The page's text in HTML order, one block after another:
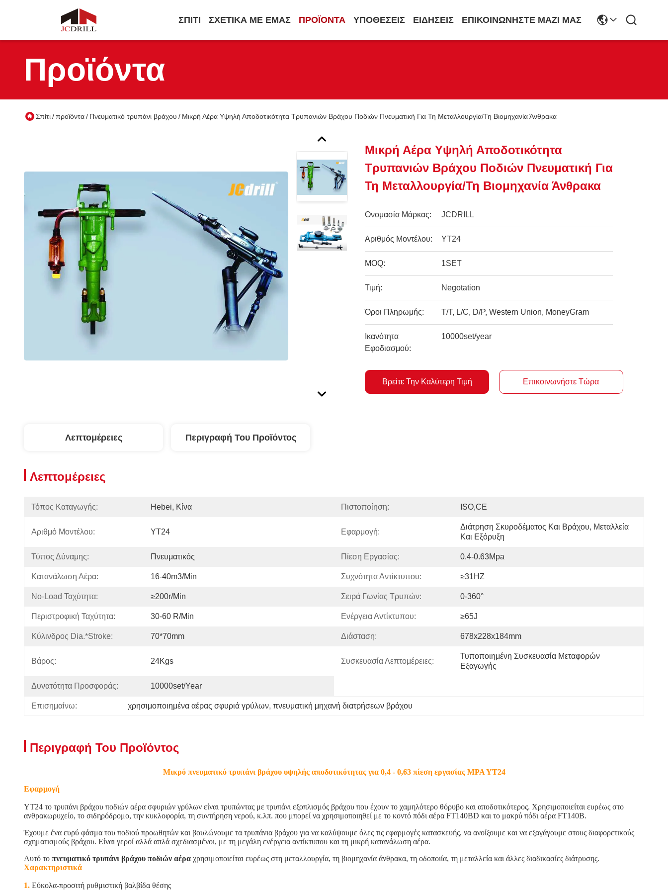
ΣΠΊΤΙ ΣΧΕΤΙΚΆ ΜΕ ΕΜΆΣ ΠΡΟΪΌΝΤΑ ΥΠΟΘΈΣΕΙΣ ΕΙΔΉΣΕΙΣ ΕΠΙΚΟΙΝΩΝΉΣΤΕ ΜΑΖΊ ΜΑΣ
Προϊόντα
Σπίτι/προϊόντα/ Πνευματικό τρυπάνι βράχου / Μικρή Αέρα Υψηλή Αποδοτικότητα Τρυπανιών Βράχου Ποδιών Πνευματική Για Τη Μεταλλουργία/τη Βιομηχανία Άνθρακα
Μικρή Αέρα Υψηλή Αποδοτικότητα
Τρυπανιών Βράχου Ποδιών Πνευματική Για
Τη Μεταλλουργία/τη Βιομηχανία Άνθρακα
Ονομασία Μάρκας: JCDRILL
Αριθμός Μοντέλου: YT24
MOQ: 1SET
Τιμή: Negotation
Όροι Πληρωμής: T/T, L/C, D/P, Western Union, MoneyGram
Ικανότητα
Εφοδιασμού:
10000set/year
Βρείτε Την Καλύτερη Τιμή Επικοινωνήστε Τώρα
Λεπτομέρειες Περιγραφή Του Προϊόντος
Λεπτομέρειες
Τόπος Καταγωγής: Hebei, Κίνα Πιστοποίηση: ISO,CE
Αριθμό Μοντέλου: YT24 Εφαρμογή:
Διάτρηση Σκυροδέματος Και Βράχου, Μεταλλεία
Και Εξόρυξη
Τύπος Δύναμης: Πνευματικός Πίεση Εργασίας: 0.4-0.63Mpa
Κατανάλωση Αέρα: 16-40m3/min Συχνότητα Αντίκτυπου: ≥31HZ
No-Load Ταχύτητα: ≥200r/min Σειρά Γωνίας Τρυπών: 0-360°
Περιστροφική Ταχύτητα: 30-60 R/min Ενέργεια Αντίκτυπου: ≥65J
Κύλινδρος Dia.*Stroke: 70*70mm Διάσταση: 678x228x184mm
Βάρος: 24Kgs Συσκευασία Λεπτομέρειες:
Τυποποιημένη Συσκευασία Μεταφορών
Εξαγωγής
Δυνατότητα Προσφοράς: 10000set/year
Επισημαίνω: χρησιμοποιημένα αέρας σφυριά γρύλων, πνευματική μηχανή διατρήσεων βράχου
Περιγραφή Του Προϊόντος
Μικρό πνευματικό τρυπάνι βράχου υψηλής αποδοτικότητας για 0,4 - 0,63 πίεση εργασίας MPA YT24
Εφαρμογή
YT24 το τρυπάνι βράχου ποδιών αέρα σφυριών γρύλων είναι τρυπώντας με τρυπάνι εξοπλισμός βράχου που έχουν το χαμηλότερο θόρυβο και αποδοτικότερος. Χρησιμοποιείται ευρέως στο
ανθρακωρυχείο, το σιδηρόδρομο, την κυκλοφορία, τη συντήρηση νερού, κ.λπ. που μπορεί να χρησιμοποιηθεί με το κοντό πόδι αέρα FT140BD και το μακρύ πόδι αέρα FT140B.
Έχουμε ένα ευρύ φάσμα του ποδιού προωθητών και βουλώνουμε τα τρυπάνια βράχου για να καλύψουμε όλες τις εφαρμογές κατασκευής, να ανοίξουμε και να εξαγάγουμε στους διαφορετικούς
σχηματισμούς βράχου. Είναι γεροί αλλά απλά σχεδιασμένοι, με τη μεγάλη ενέργεια αντίκτυπου και τη μικρή κατανάλωση αέρα.
Αυτό το πνευματικό τρυπάνι βράχου ποδιών αέρα χρησιμοποιείται ευρέως στη μεταλλουργία, τη βιομηχανία άνθρακα, τη οδοποιία, τη μεταλλεία και άλλες διαδικασίες διάτρυσης.
Χαρακτηριστικά
1. Εύκολα-προσιτή ρυθμιστική βαλβίδα θέσης